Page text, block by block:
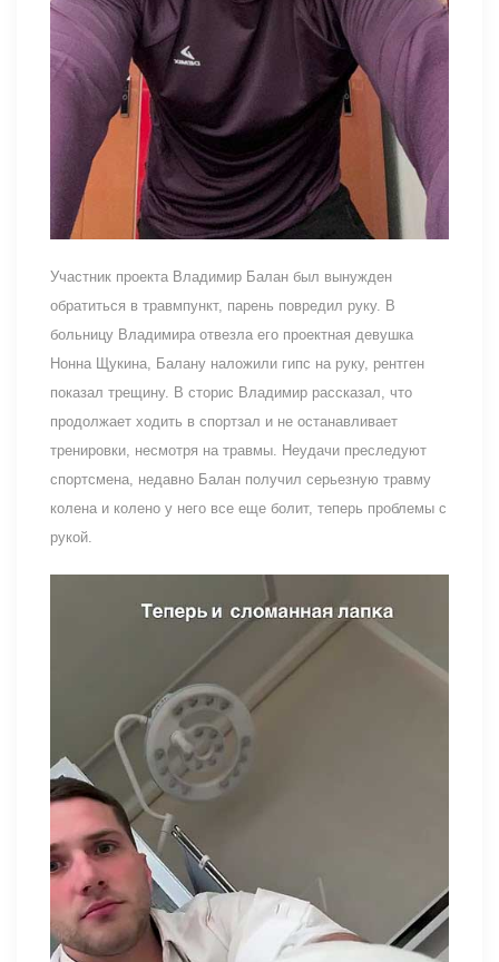
Участник проекта Владимир Балан был вынужден
обратиться в травмпункт, парень повредил руку. В
больницу Владимира отвезла его проектная девушка
Нонна Щукина, Балану наложили гипс на руку, рентген
показал трещину. В сторис Владимир рассказал, что
продолжает ходить в спортзал и не останавливает
тренировки, несмотря на травмы. Неудачи преследуют
спортсмена, недавно Балан получил серьезную травму
колена и колено у него все еще болит, теперь проблемы с
рукой.